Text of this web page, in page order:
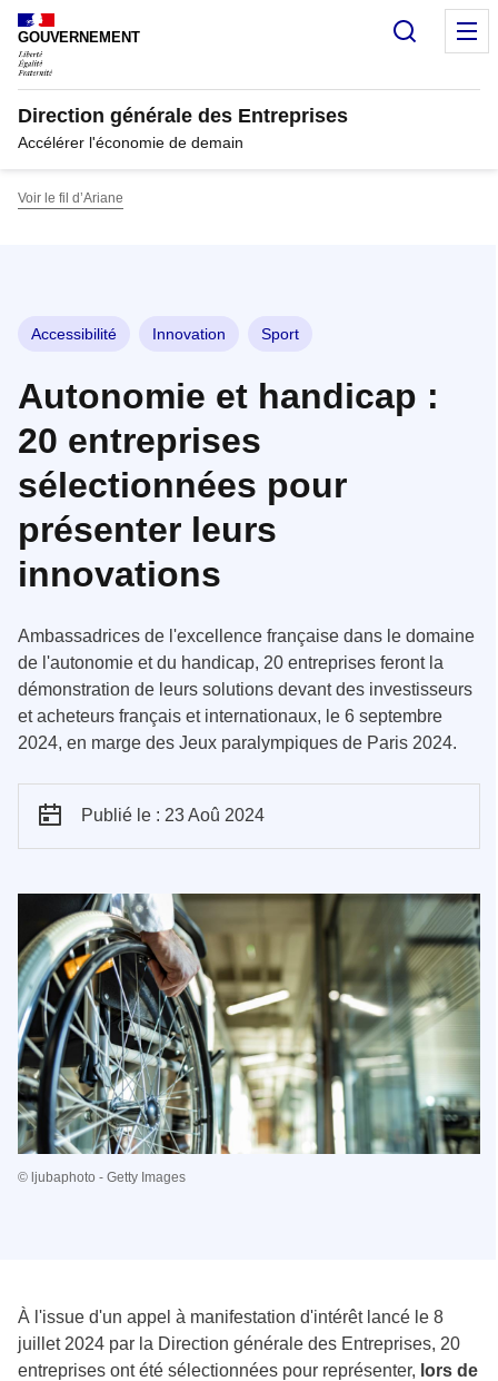
Panneau de gestion des cookies
GOUVERNEMENT
Direction générale des Entreprises
Accélérer l'économie de demain
Voir le fil d’Ariane
Accessibilité Innovation Sport
Autonomie et handicap :
20 entreprises
sélectionnées pour
présenter leurs
innovations
Ambassadrices de l'excellence française dans le domaine
de l'autonomie et du handicap, 20 entreprises feront la
démonstration de leurs solutions devant des investisseurs
et acheteurs français et internationaux, le 6 septembre
2024, en marge des Jeux paralympiques de Paris 2024.
Publié le : 23 Aoû 2024
© ljubaphoto - Getty Images
À l'issue d'un appel à manifestation d'intérêt lancé le 8
juillet 2024 par la Direction générale des Entreprises, 20
entreprises ont été sélectionnées pour représenter, lors de